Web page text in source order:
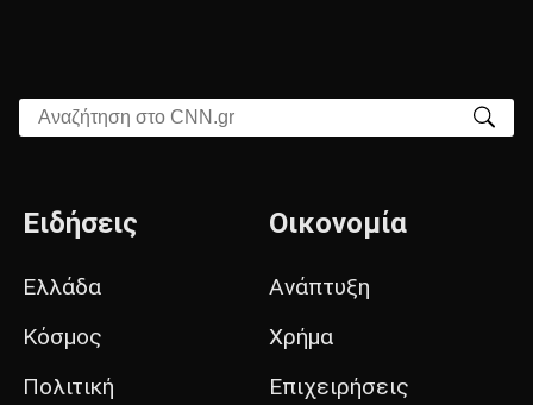
Αναζήτηση στο CNN.gr
Ειδήσεις
Ελλάδα
Κόσμος
Πολιτική
Οικονομία
Ανάπτυξη
Χρήμα
Επιχειρήσεις